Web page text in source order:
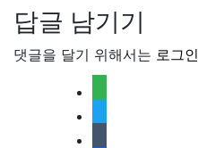
답글 남기기
댓글을 달기 위해서는 로그인